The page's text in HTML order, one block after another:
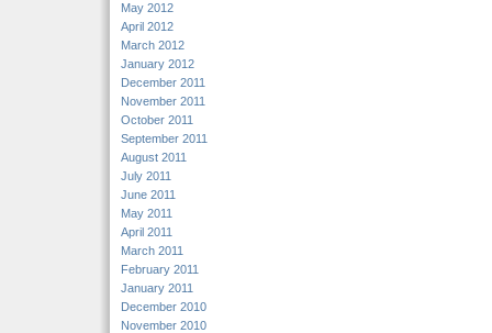
May 2012
April 2012
March 2012
January 2012
December 2011
November 2011
October 2011
September 2011
August 2011
July 2011
June 2011
May 2011
April 2011
March 2011
February 2011
January 2011
December 2010
November 2010